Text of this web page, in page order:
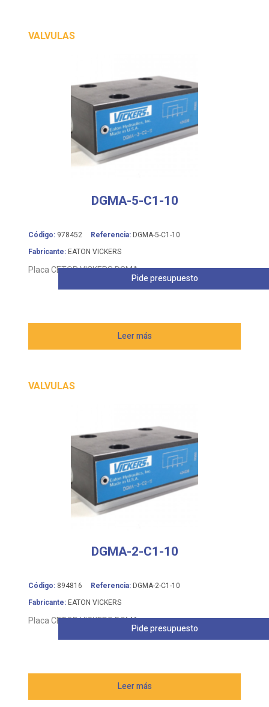
VALVULAS
DGMA-5-C1-10
Código: 978452 Referencia: DGMA-5-C1-10
Fabricante: EATON VICKERS
Placa CETOP VICKERS DGMA
Leer más
Pide presupuesto
VALVULAS
DGMA-2-C1-10
Código: 894816 Referencia: DGMA-2-C1-10
Fabricante: EATON VICKERS
Placa CETOP VICKERS DGMA
Leer más
Pide presupuesto